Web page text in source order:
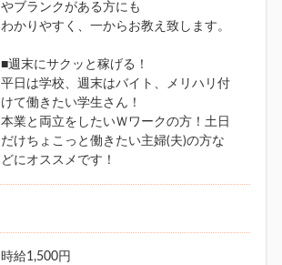
やブランクがある方にも
わかりやすく、一からお教え致します。
■週末にサクッと稼げる！
平日は学校、週末はバイト、メリハリ付
けて働きたい学生さん！
本業と両立をしたいＷワークの方！土日
だけちょこっと働きたい主婦(夫)の方な
どにオススメです！
時給1,500円